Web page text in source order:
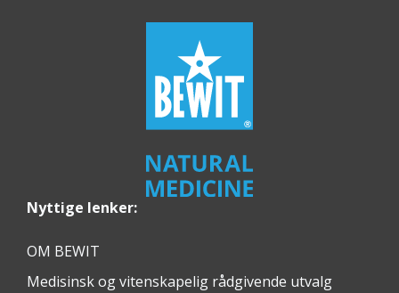
Nyttige lenker:
OM BEWIT
Medisinsk og vitenskapelig rådgivende utvalg